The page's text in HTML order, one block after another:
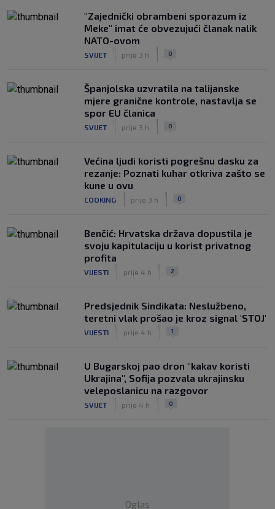
"Zajednički obrambeni sporazum iz
Meke" imat će obvezujući članak nalik
NATO-ovom
SVIJET prije 3 h 0
Španjolska uzvratila na talijanske
mjere granične kontrole, nastavlja se
spor EU članica
SVIJET prije 3 h 0
Većina ljudi koristi pogrešnu dasku za
rezanje: Poznati kuhar otkriva zašto se
kune u ovu
COOKING prije 3 h 0
Benčić: Hrvatska država dopustila je
svoju kapitulaciju u korist privatnog
profita
VIJESTI prije 4 h 2
Predsjednik Sindikata: Neslužbeno,
teretni vlak prošao je kroz signal 'STOJ'
VIJESTI prije 4 h 1
U Bugarskoj pao dron "kakav koristi
Ukrajina", Sofija pozvala ukrajinsku
veleposlanicu na razgovor
SVIJET prije 4 h 0
Oglas